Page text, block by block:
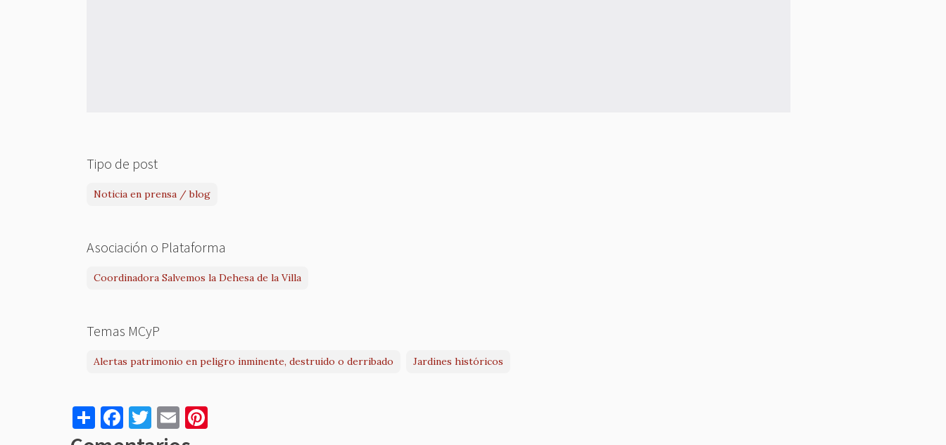
Tipo de post
Noticia en prensa / blog
Asociación o Plataforma
Coordinadora Salvemos la Dehesa de la Villa
Temas MCyP
Alertas patrimonio en peligro inminente, destruido o derribado Jardines históricos
S
h
F
a
T
w
E
m